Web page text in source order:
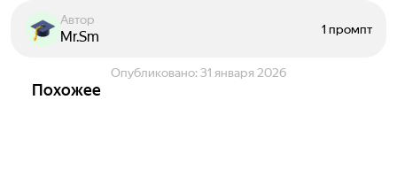
Автор
Mr.Sm 1 промпт
Опубликовано: 31 января 2026
Похожее